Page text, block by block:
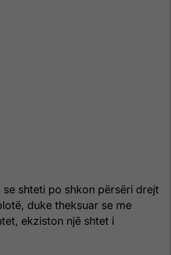
shteti po shkon përsëri drejt
duke theksuar se me
ekziston një shtet i